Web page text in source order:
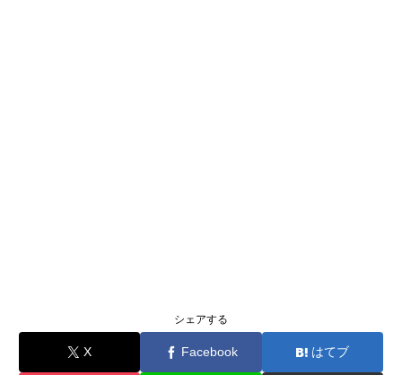
シェアする
X Facebook はてブ